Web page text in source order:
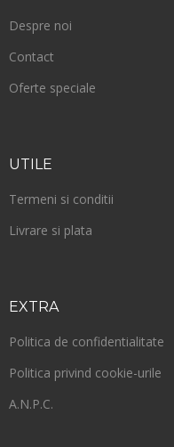
Despre noi
Contact
Oferte speciale
UTILE
Termeni si conditii
Livrare si plata
EXTRA
Politica de confidentialitate
Politica privind cookie-urile
A.N.P.C.